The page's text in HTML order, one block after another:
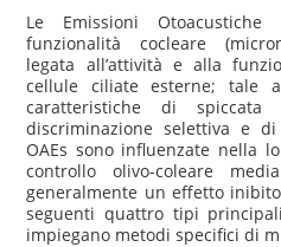
Le Emissioni
funzionalità cocleare
legata all’attività e alla
cellule ciliate esterne; tale
caratteristiche di
discriminazione selettiva e
OAEs sono influenzate nella
controllo olivo-coleare
generalmente un effetto
seguenti quattro tipi
impiegano metodi specifici di